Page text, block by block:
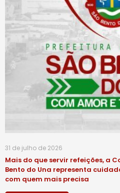
31 de julho de 2026
Mais do que servir refeições, a
Bento do Una representa
com quem mais precisa